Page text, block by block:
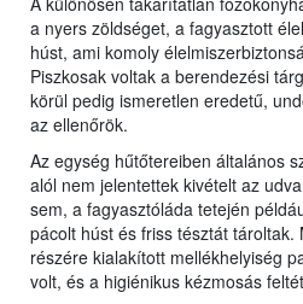
a nyers zöldséget, a fagyasztott
húst, ami komoly
Piszkosak voltak a berendezési
körül pedig ismeretlen eredetű,
az ellenőrök.
Az egység hűtőtereiben általános
alól nem jelentettek kivételt az
sem, a fagyasztóláda tetején
pácolt húst és friss tésztát
részére kialakított mellékhelyiség
volt, és a higiénikus kézmosás